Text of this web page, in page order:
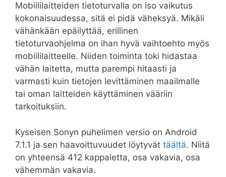
Mobiililaitteiden tietoturvalla on iso vaikutus
kokonaisuudessa, sitä ei pidä väheksyä. Mikäli
vähänkään epäilyttää, erillinen
tietoturvaohjelma on ihan hyvä vaihtoehto myös
mobiililaitteelle. Niiden toiminta toki hidastaa
vähän laitetta, mutta parempi hitaasti ja
varmasti kuin tietojen levittäminen maailmalle
tai oman laitteiden käyttäminen vääriin
tarkoituksiin.
Kyseisen Sonyn puhelimen versio on Android
7.1.1 ja sen haavoittuvuudet löytyvät täältä. Niitä
on yhteensä 412 kappaletta, osa vakavia, osa
vähemmän vakavia.